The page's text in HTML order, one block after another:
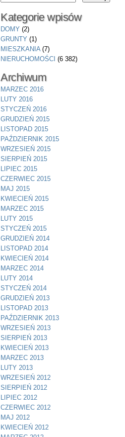
Kategorie wpisów
DOMY (2)
GRUNTY (1)
MIESZKANIA(7)
NIERUCHOMOŚCI (6 382)
Archiwum
MARZEC 2016
LUTY 2016
STYCZEŃ 2016
GRUDZIEŃ 2015
LISTOPAD 2015
PAŹDZIERNIK 2015
WRZESIEŃ 2015
SIERPIEŃ 2015
LIPIEC 2015
CZERWIEC 2015
MAJ 2015
KWIECIEŃ 2015
MARZEC 2015
LUTY 2015
STYCZEŃ 2015
GRUDZIEŃ 2014
LISTOPAD 2014
KWIECIEŃ 2014
MARZEC 2014
LUTY 2014
STYCZEŃ 2014
GRUDZIEŃ 2013
LISTOPAD 2013
PAŹDZIERNIK 2013
WRZESIEŃ 2013
SIERPIEŃ 2013
KWIECIEŃ 2013
MARZEC 2013
LUTY 2013
WRZESIEŃ 2012
SIERPIEŃ 2012
LIPIEC 2012
CZERWIEC 2012
MAJ 2012
KWIECIEŃ 2012